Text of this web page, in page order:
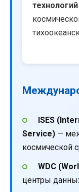
ISES
Service) —
космической
WDC
центры